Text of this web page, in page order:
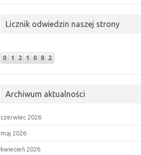
Licznik odwiedzin naszej strony
Archiwum aktualności
czerwiec 2026
maj 2026
kwiecień 2026